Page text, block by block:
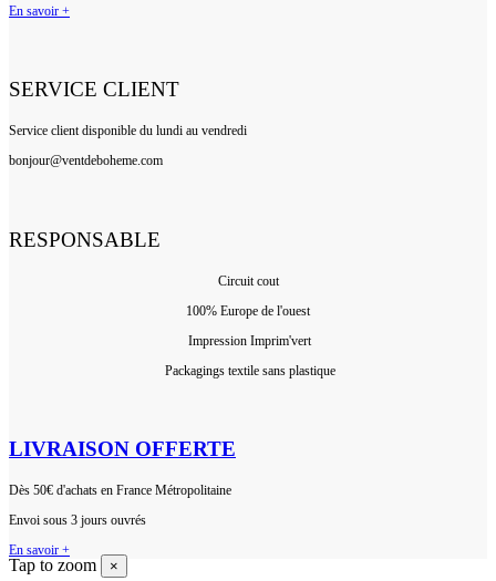
En savoir +
SERVICE CLIENT
Service client disponible du lundi au vendredi
bonjour@ventdeboheme.com
RESPONSABLE
Circuit cout
100% Europe de l'ouest
Impression Imprim'vert
Packagings textile sans plastique
LIVRAISON OFFERTE
Dès 50€ d'achats en France Métropolitaine
Envoi sous 3 jours ouvrés
En savoir +
Tap to zoom ×